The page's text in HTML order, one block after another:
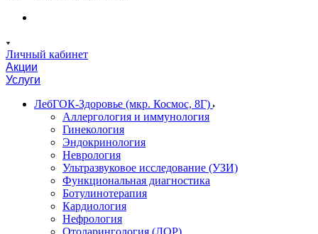
Личный кабинет
Акции
Услуги
ЛебГОК-Здоровье (мкр. Космос, 8Г)
Аллергология и иммунология
Гинекология
Эндокринология
Неврология
Ультразвуковое исследование (УЗИ)
Функциональная диагностика
Ботулинотерапия
Кардиология
Нефрология
Отоларингология (ЛОР)